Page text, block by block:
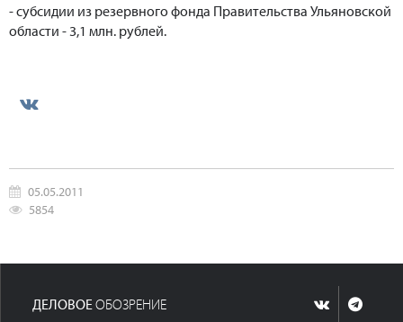
- субсидии из резервного фонда Правительства Ульяновской
области - 3,1 млн. рублей.
05.05.2011
5854
ДЕЛОВОЕ ОБОЗРЕНИЕ